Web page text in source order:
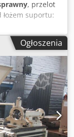
, przelot
suportu:
prowadzącym
Aoy A H
&
Sterowanie:
mm
wrzeciona:
1,50 m Waga
cyfrowy -
gwarancji.
chwili w
Ogłoszenia